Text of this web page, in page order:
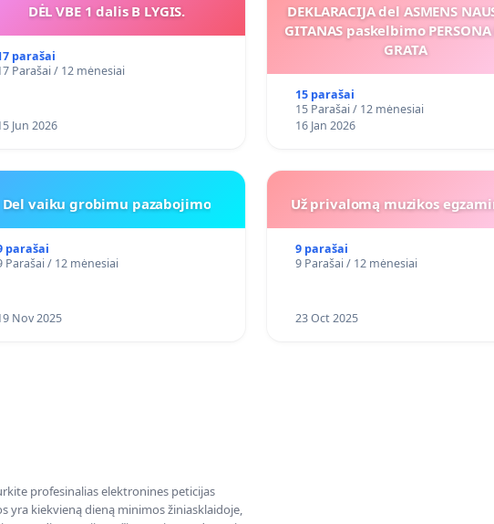
DĖL VBE 1 dalis B LYGIS.
parašai
Parašai / 12 mėnesiai
Jun 2026
DEKLARACIJA del ASMENS
GITANAS paskelbimo
GRATA
15 parašai
15 Parašai / 12 mėnesiai
16 Jan 2026
Del vaiku grobimu pazabojimo
parašai
Parašai / 12 mėnesiai
Nov 2025
Už privalomą muzikos
9 parašai
9 Parašai / 12 mėnesiai
23 Oct 2025
profesinalias elektronines peticijas
yra kiekvieną dieną minimos žiniasklaidoje,